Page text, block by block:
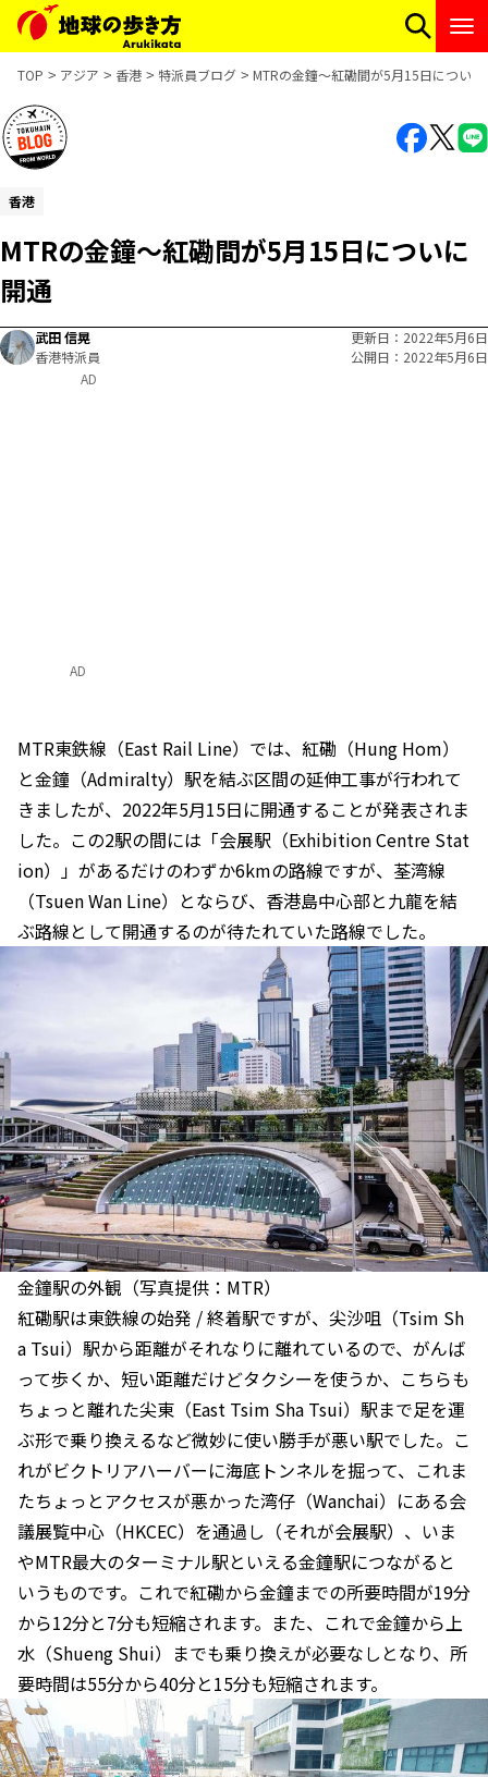
TOP アジア 香港 特派員ブログ MTRの金鐘〜紅磡間が5月15日につい
香港
MTRの金鐘〜紅磡間が5月15日についに
開通
武田 信晃
香港特派員
更新日
2022年5月6日
公開日
2022年5月6日
AD
MTR東鉄線（East Rail Line）では、紅磡（Hung Hom）
と金鐘（Admiralty）駅を結ぶ区間の延伸工事が行われて
きましたが、2022年5月15日に開通することが発表されま
した。この2駅の間には「会展駅（Exhibition Centre Stat
ion）」があるだけのわずか6kmの路線ですが、荃湾線
（Tsuen Wan Line）とならび、香港島中心部と九龍を結
ぶ路線として開通するのが待たれていた路線でした。
金鐘駅の外観（写真提供：MTR）
紅磡駅は東鉄線の始発 / 終着駅ですが、尖沙咀（Tsim Sh
a Tsui）駅から距離がそれなりに離れているので、がんば
って歩くか、短い距離だけどタクシーを使うか、こちらも
ちょっと離れた尖東（East Tsim Sha Tsui）駅まで足を運
ぶ形で乗り換えるなど微妙に使い勝手が悪い駅でした。こ
れがビクトリアハーバーに海底トンネルを掘って、これま
たちょっとアクセスが悪かった湾仔（Wanchai）にある会
議展覧中心（HKCEC）を通過し（それが会展駅）、いま
やMTR最大のターミナル駅といえる金鐘駅につながると
いうものです。これで紅磡から金鐘までの所要時間が19分
から12分と7分も短縮されます。また、これで金鐘から上
水（Shueng Shui）までも乗り換えが必要なしとなり、所
要時間は55分から40分と15分も短縮されます。
AD